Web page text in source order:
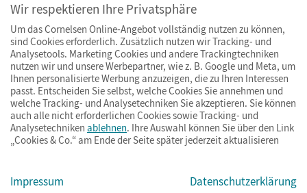
© Cornelsen Verlag 2026
ImpressumAGBDatenschutzBarrierefreiheitCookies & Co.
Wir respektieren Ihre Privatsphäre
Um das Cornelsen Online-Angebot vollständig nutzen zu können,
sind Cookies erforderlich. Zusätzlich nutzen wir Tracking- und
Analysetools. Marketing Cookies und andere Trackingtechniken
nutzen wir und unsere Werbepartner, wie z. B. Google und Meta, um
Ihnen personalisierte Werbung anzuzeigen, die zu Ihren Interessen
passt. Entscheiden Sie selbst, welche Cookies Sie annehmen und
welche Tracking- und Analysetechniken Sie akzeptieren. Sie können
auch alle nicht erforderlichen Cookies sowie Tracking- und
Analysetechniken ablehnen. Ihre Auswahl können Sie über den Link
„Cookies & Co.“ am Ende der Seite später jederzeit aktualisieren
Impressum Datenschutzerklärung